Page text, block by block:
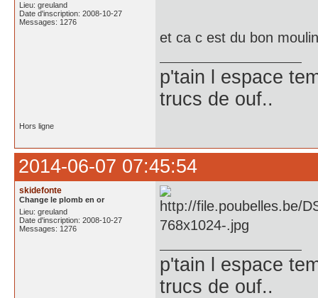
Lieu: greuland
Date d'inscription: 2008-10-27
Messages: 1276
et ca c est du bon
p'tain l espace
trucs de ouf..
Hors ligne
2014-06-07 07:45:54
skidefonte
Change le plomb en or
Lieu: greuland
Date d'inscription: 2008-10-27
Messages: 1276
p'tain l espace
trucs de ouf..